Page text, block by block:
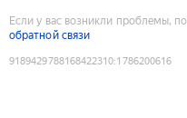
Если у вас возникли проблемы,
обратной связи
9189429788168422310:1786200616